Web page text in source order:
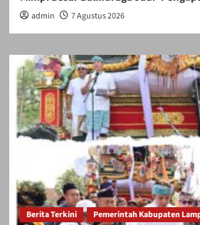
admin 7 Agustus 2026
Berita Terkini Pemerintah Kabupaten